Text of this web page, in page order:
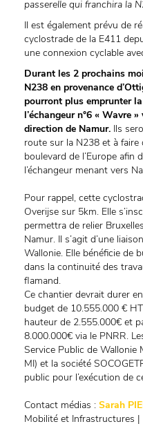
passerelle qui franchira la
Il est également prévu de
cyclostrade de la E411
une connexion cyclable
Durant les 2 prochains
N238 en provenance
pourront plus emprunter
l’échangeur n°6 « Wavre
direction de Namur. Ils
route sur la N238 et à
boulevard de l’Europe afin
l’échangeur menant vers
Pour rappel, cette
Overijse sur 5km. Elle
permettra de relier
Namur. Il s’agit d’une
Wallonie. Elle bénéficie de
dans la continuité des
flamand.
Ce chantier devrait durer
budget de 10.555.000 €
hauteur de 2.555.000€ et
8.000.000€ via le PNRR.
Service Public de
MI) et la société
public pour l’exécution de
Contact médias : Sarah
Mobilité et Infrastructures